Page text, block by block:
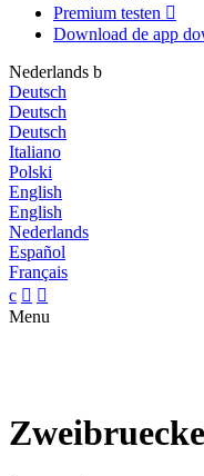
Premium testen 
Download de app
Nederlands b
Deutsch
Deutsch
Deutsch
Italiano
Polski
English
English
Nederlands
Español
Français
c  
Menu